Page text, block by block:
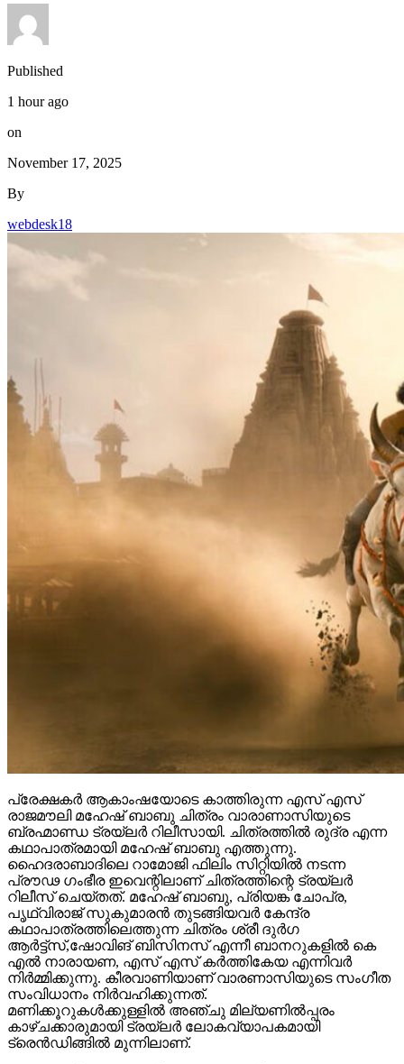
Published
1 hour ago
on
November 17, 2025
By
webdesk18
പ്രേക്ഷകർ ആകാംഷയോടെ കാത്തിരുന്ന എസ് എസ്
രാജമൗലി മഹേഷ് ബാബു ചിത്രം വാരാണാസിയുടെ
ബ്രഹ്മാണ്ഡ ട്രയ്ലർ റിലീസായി. ചിത്രത്തിൽ രുദ്ര എന്ന
കഥാപാത്രമായി മഹേഷ് ബാബു എത്തുന്നു.
ഹൈദരാബാദിലെ റാമോജി ഫിലിം സിറ്റിയിൽ നടന്ന
പ്രൗഢ ഗംഭീര ഇവെന്റിലാണ് ചിത്രത്തിന്റെ ട്രയ്ലർ
റിലീസ് ചെയ്തത്. മഹേഷ് ബാബു, പ്രിയങ്ക ചോപ്ര,
പൃഥ്വിരാജ് സുകുമാരൻ തുടങ്ങിയവർ കേന്ദ്ര
കഥാപാത്രത്തിലെത്തുന്ന ചിത്രം ശ്രീ ദുർഗ
ആർട്ട്സ്,ഷോവിങ് ബിസിനസ് എന്നീ ബാനറുകളിൽ കെ
എൽ നാരായണ, എസ് എസ് കർത്തികേയ എന്നിവർ
നിർമ്മിക്കുന്നു. കീരവാണിയാണ് വാരണാസിയുടെ സംഗീത
സംവിധാനം നിർവഹിക്കുന്നത്.
മണിക്കൂറുകൾക്കുള്ളിൽ അഞ്ചു മില്യണിൽപ്പരം
കാഴ്ചക്കാരുമായി ട്രയ്ലർ ലോകവ്യാപകമായി
ട്രെൻഡിങ്ങിൽ മുന്നിലാണ്.